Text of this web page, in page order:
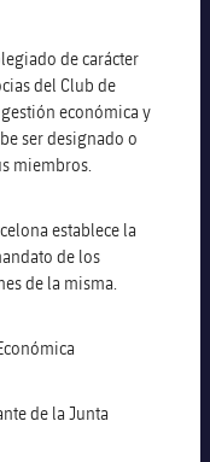
de carácter
del Club de
económica y
ser designado o
miembros.
establece la
de los
de la misma.
de la Junta